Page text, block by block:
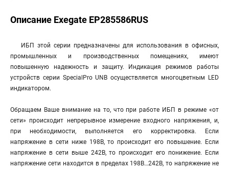
Описание Exegate EP285586RUS
ИБП этой серии предназначены для использования в офисных,
промышленных и производственных помещениях, имеют
повышенную надежность и защиту. Индикация режимов работы
устройств серии SpecialPro UNB осуществляется многоцветным LED
индикатором.
Обращаем Ваше внимание на то, что при работе ИБП в режиме «от
сети» происходит непрерывное измерение входного напряжения, и,
при необходимости, выполняется его корректировка. Если
напряжение в сети ниже 198В, то происходит его повышение. Если
напряжение в сети выше 242В, то происходит его понижение. Если
напряжение сети находится в пределах 198В…242В, то напряжение не